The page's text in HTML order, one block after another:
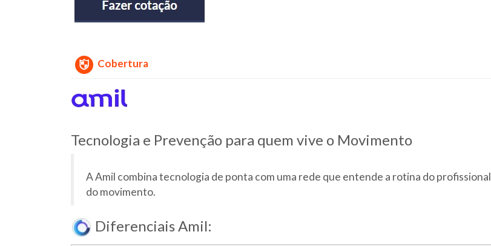
Cobertura
Tecnologia e Prevenção para quem vive o Movimento
A Amil combina tecnologia de ponta com uma rede que entende a rotina do profissional
do movimento.
Diferenciais Amil: